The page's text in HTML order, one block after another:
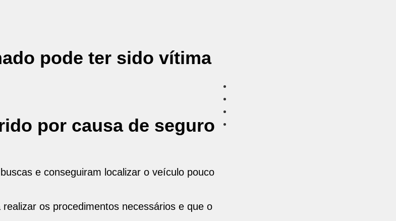
pode ter sido vítima
por causa de seguro
e conseguiram localizar o veículo pouco
os procedimentos necessários e que o